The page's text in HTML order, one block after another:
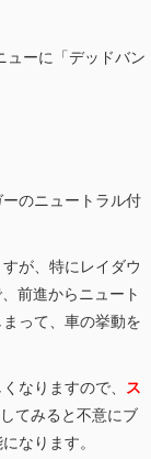
ューに「デッドバン
のニュートラル付
が、特にレイダウ
前進からニュート
って、車の挙動を
なりますので、
ス
てみると不意にブ
なります。